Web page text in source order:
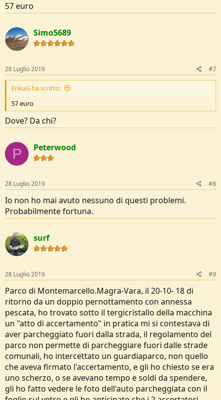
57 euro
Simo5689
28 Luglio 2019 #7
ErikaG ha scritto:
57 euro
Dove? Da chi?
P Peterwood
28 Luglio 2019 #8
Io non ho mai avuto nessuno di questi problemi.
Probabilmente fortuna.
surf
28 Luglio 2019 #9
Parco di Montemarcello.Magra-Vara, il 20-10- 18 di
ritorno da un doppio pernottamento con annessa
pescata, ho trovato sotto il tergicristallo della macchina
un "atto di accertamento" in pratica mi si contestava di
aver parcheggiato fuori dalla strada, il regolamento del
parco non permette di parcheggiare fuori dalle strade
comunali, ho intercettato un guardiaparco, non quello
che aveva firmato l'accertamento, e gli ho chiesto se era
uno scherzo, o se avevano tempo e soldi da spendere,
gli ho fatto vedere le foto dell'auto parcheggiata con il